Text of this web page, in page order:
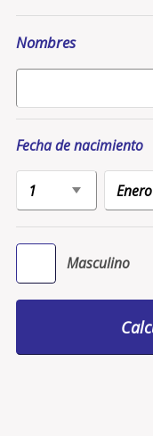
Nombres
Fecha de nacimiento
Masculino